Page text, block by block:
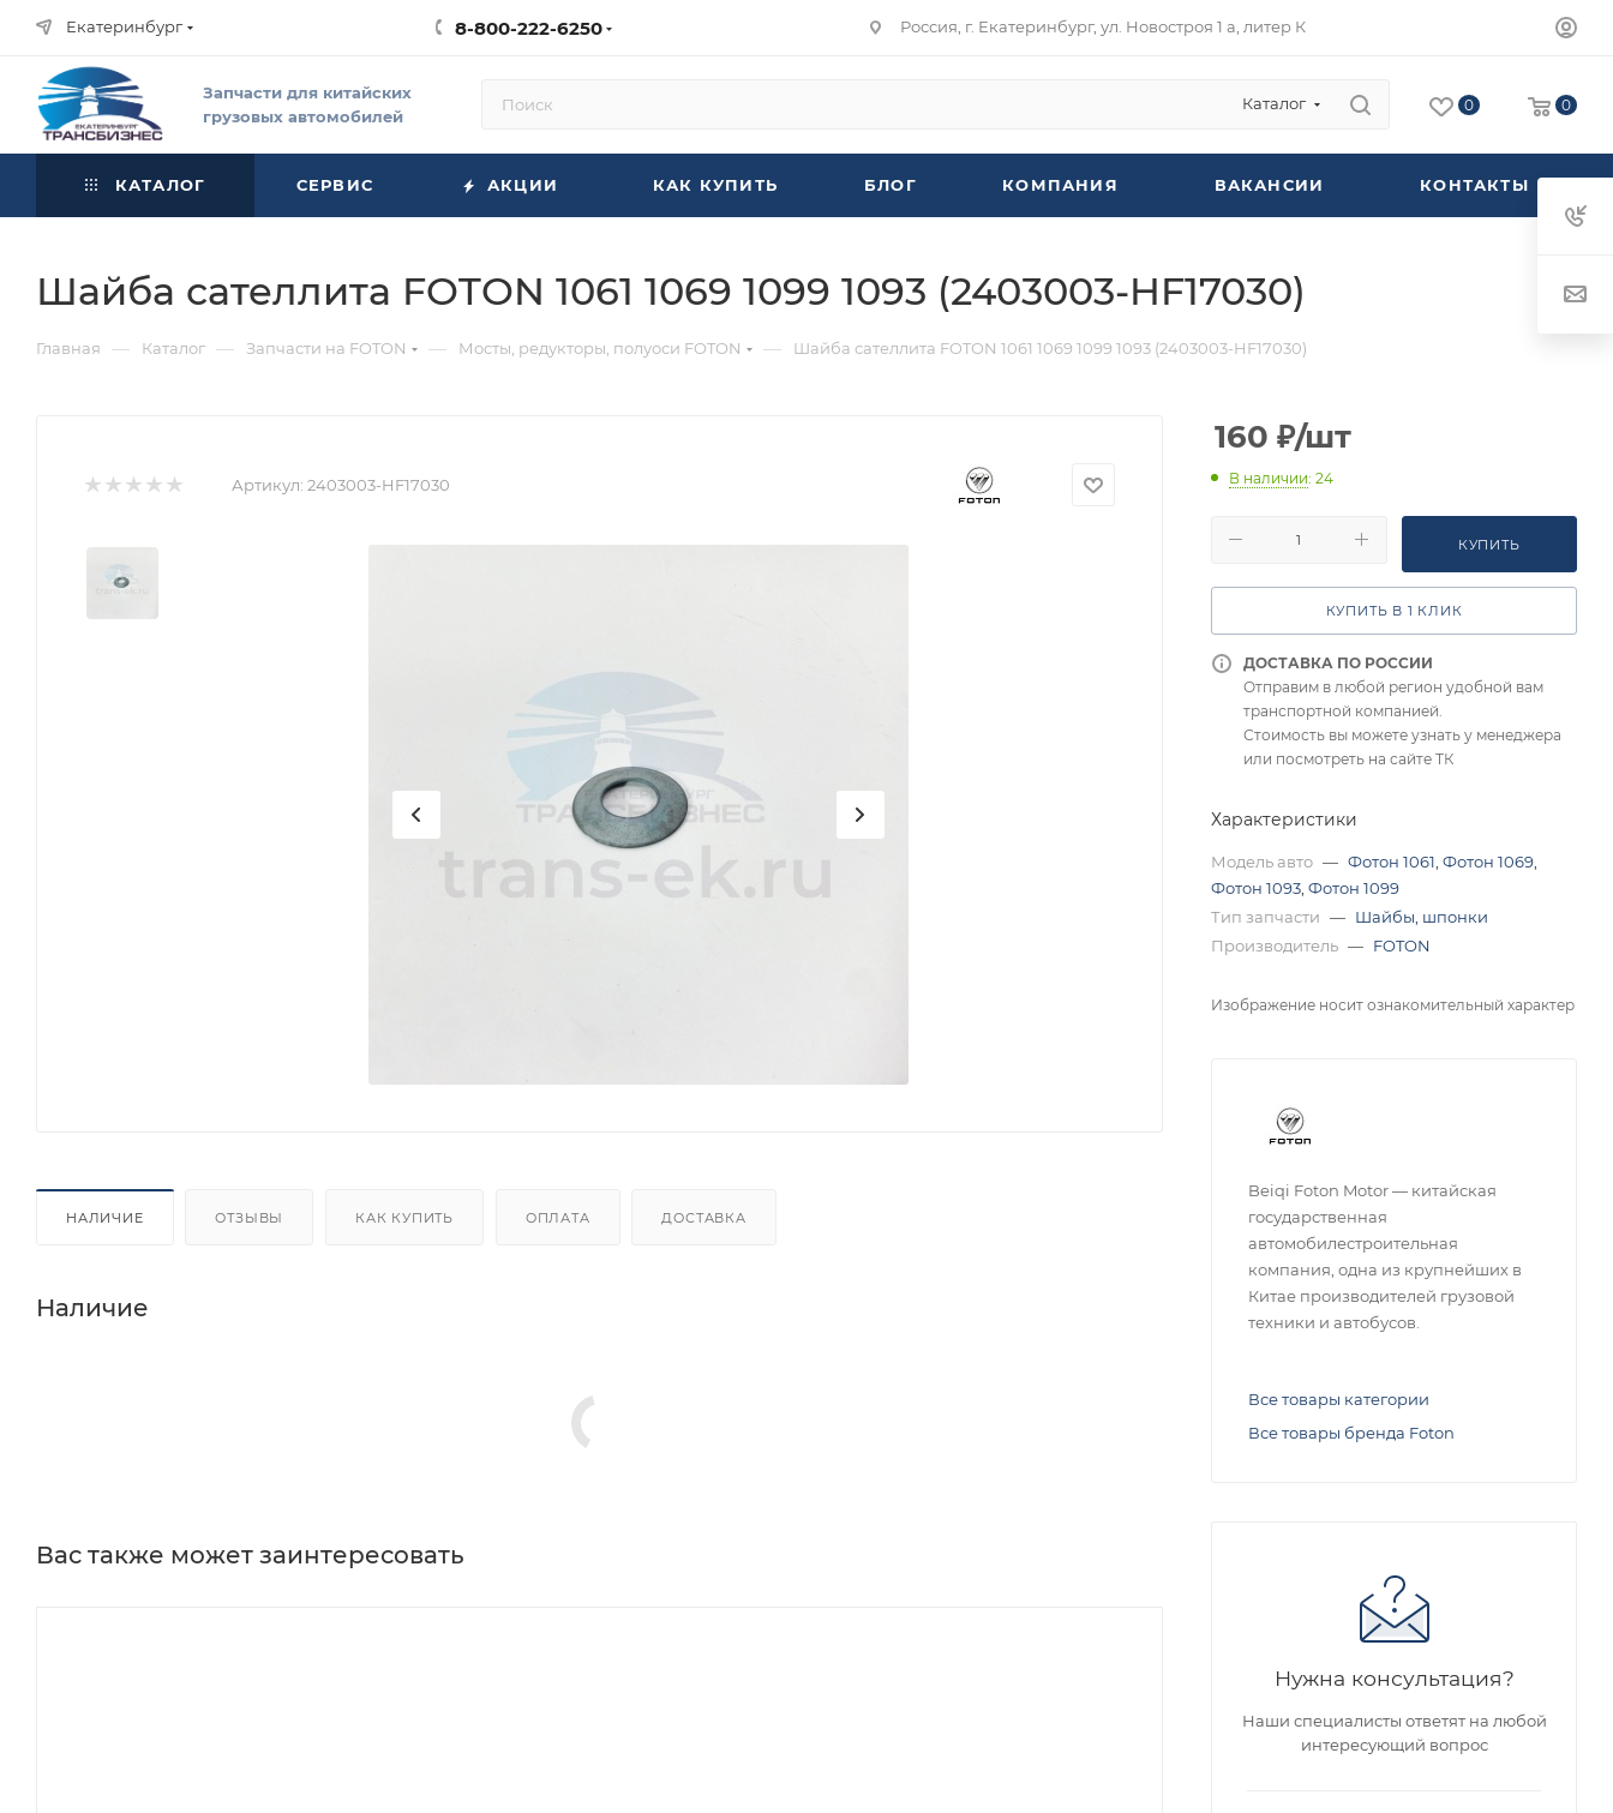
Екатеринбург 8-800-222-6250 Россия, г. Екатеринбург, ул. Новостроя 1 а, литер К
Запчасти для китайских
грузовых автомобилей
Каталог 0 0
КАТАЛОГ СЕРВИС АКЦИИ КАК КУПИТЬ БЛОГ КОМПАНИЯ ВАКАНСИИ КОНТАКТЫ
Шайба сателлита FOTON 1061 1069 1099 1093 (2403003-HF17030)
Главная — Каталог — Запчасти на FOTON — Мосты, редукторы, полуоси FOTON — Шайба сателлита FOTON 1061 1069 1099 1093 (2403003-HF17030)
Артикул: 2403003-HF17030
НАЛИЧИЕ ОТЗЫВЫ КАК КУПИТЬ ОПЛАТА ДОСТАВКА
Наличие
Вас также может заинтересовать
160 ₽/шт
В наличии: 24
КУПИТЬ
КУПИТЬ В 1 КЛИК
ДОСТАВКА ПО РОССИИ
Отправим в любой регион удобной вам
транспортной компанией.
Стоимость вы можете узнать у менеджера
или посмотреть на сайте ТК
Характеристики
Модель авто — Фотон 1061 Фотон 1069
Фотон 1093 Фотон 1099
Тип запчасти — Шайбы, шпонки
Производитель — FOTON
Изображение носит ознакомительный характер
Beiqi Foton Motor — китайская
государственная
автомобилестроительная
компания, одна из крупнейших в
Китае производителей грузовой
техники и автобусов.
Все товары категории
Все товары бренда Foton
Нужна консультация?
Наши специалисты ответят на любой
интересующий вопрос